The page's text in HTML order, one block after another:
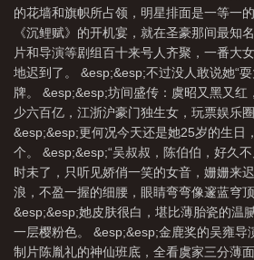
的花墙和旗帜所占领，明星排面是一等一
《沉鲤赋》的开机宴，就在圣豪那间最知
片和导演等剧组百十来号人齐聚，一番大
地迟到了。 &esp;&esp;不过没人敢说她“
牌。 &esp;&esp;坊间盛传：虞昭又黑又红
少六百亿，江浙沪豪门独生女，玩票娱乐
&esp;&esp;更何况今天还是她25岁的生日
个。 &esp;&esp;“吴叔叔，陈伯伯，好久
时未了，只听见娇俏一笑的女音，姗姗来
浪，不盈一握的细腰，眼睛弯弯像邃蓝穹顶
&esp;&esp;她皮肤很白，堪比薄胎瓷的温
一层樱粉色。 &esp;&esp;金鹿奖的吴雍导
制片陈胤礼的神仙班底，全看虞家三分薄